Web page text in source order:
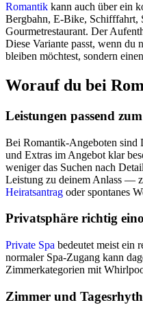
Romantik kann auch über ein
Bergbahn, E-Bike, Schifffahrt,
Gourmetrestaurant. Der
Diese Variante passt, wenn du
bleiben möchtest, sondern
Worauf du bei
Leistungen passend
Bei Romantik-Angeboten sind
und Extras im Angebot klar
weniger das Suchen nach
Leistung zu deinem Anlass —
Heiratsantrag oder spontanes
Privatsphäre richtig
Private Spa bedeutet meist ein
normaler Spa-Zugang kann
Zimmerkategorien mit
Zimmer und